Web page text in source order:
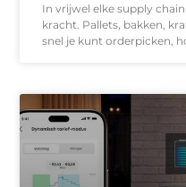
In vrijwel elke supply
kracht. Pallets, bakken,
snel je kunt orderpicken,